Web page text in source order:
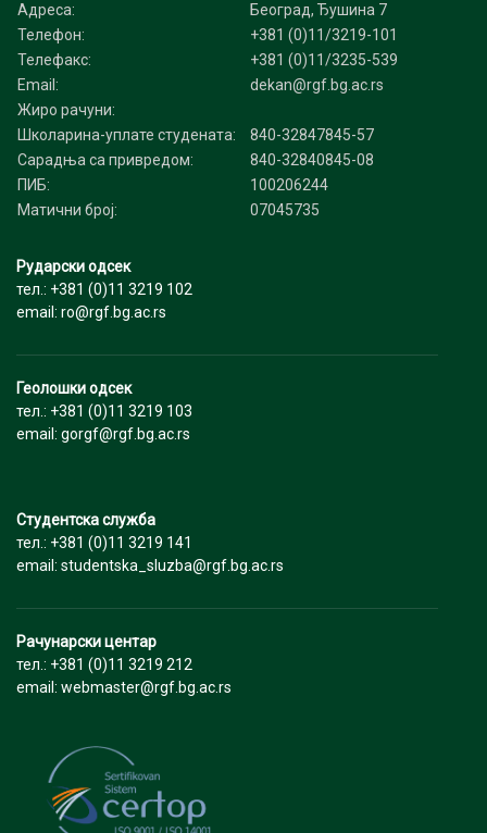
Адреса:
Београд, Ђушина 7
Телефон:
+381 (0)11/3219-101
Телефакс:
+381 (0)11/3235-539
Email:
dekan@rgf.bg.ac.rs
Жиро рачуни:
Школарина-уплате студената:
840-32847845-57
Сарадња са привредом:
840-32840845-08
ПИБ:
100206244
Матични број:
07045735
Рударски одсек
тел.: +381 (0)11 3219 102
email: ro@rgf.bg.ac.rs
Геолошки одсек
тел.: +381 (0)11 3219 103
email: gorgf@rgf.bg.ac.rs
Студентска служба
тел.: +381 (0)11 3219 141
email: studentska_sluzba@rgf.bg.ac.rs
Рачунарски центар
тел.: +381 (0)11 3219 212
email: webmaster@rgf.bg.ac.rs